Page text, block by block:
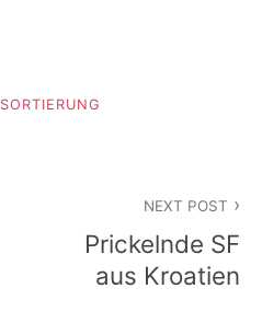
SORTIERUNG
NEXT POST
Prickelnde SF
aus Kroatien